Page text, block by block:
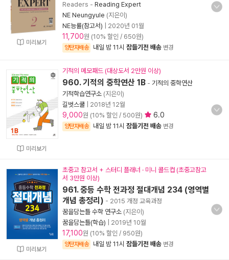
미리보기
Readers - Reading Expert
NE Neungyule (지은이)
NE능률(참고서)
2020년 01월
11,700원 (10% 할인 / 650원)
양탄자배송 내일 밤 11시 잠들기전 배송 변경
미리보기
기적의 메모패드 (대상도서 2만원 이상)
960. 기적의 중학연산 1B - 기적의 중학연산
기적학습연구소 (지은이)
길벗스쿨
2018년 12월
9,000원 (10% 할인 / 500원) 6.0
양탄자배송 내일 밤 11시 잠들기전 배송 변경
미리보기
초중고 참고서 + 스터디 플래너 · 미니 콜드컵 (초중고참고
서 3만원 이상)
961. 중등 수학 전과정 절대개념 234 (영역별
개념 총정리) - 2015 개정 교육과정
꿈을담는틀 수학 연구소 (지은이)
꿈을담는틀(학습)
2019년 10월
17,100원 (10% 할인 / 950원)
양탄자배송 내일 밤 11시 잠들기전 배송 변경